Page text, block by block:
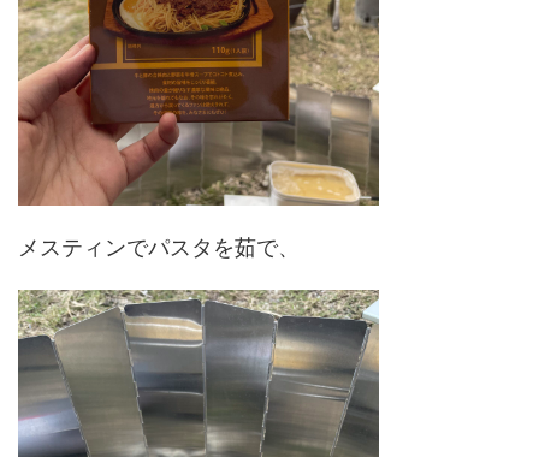
メスティンでパスタを茹で、